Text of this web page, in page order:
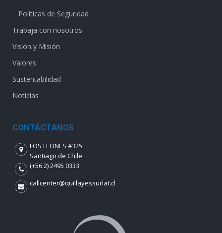
Políticas de Seguridad
Trabaja con nosotros
Visión y Misión
Valores
Sustentabilidad
Noticias
CONTÁCTANOS
LOS LEONES #325
Santiago de Chile
(+56 2) 2495 0333
callcenter@quillayessurlat.cl